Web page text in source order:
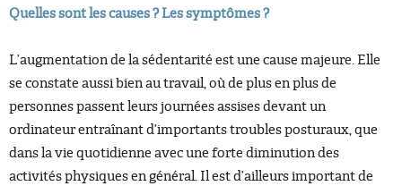
Quelles sont les causes ? Les symptômes ?
L’augmentation de la sédentarité est une cause majeure. Elle
se constate aussi bien au travail, où de plus en plus de
personnes passent leurs journées assises devant un
ordinateur entraînant d’importants troubles posturaux, que
dans la vie quotidienne avec une forte diminution des
activités physiques en général. Il est d’ailleurs important de